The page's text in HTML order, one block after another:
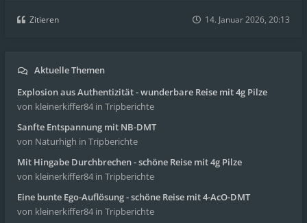
Zitieren 14. Januar 2026, 20:13
Aktuelle Themen
Explosion aus Authentizität - wunderbare Reise mit 4g Pilze
von kleinerkiffer84 in Tripberichte
Sanfte Entspannung mit NB-DMT
von Naturhigh in Tripberichte
Mit Hingabe Durchbrechen - schöne Reise mit 4g Pilze
von kleinerkiffer84 in Tripberichte
Eine bunte Ego-Auflösung - schöne Reise mit 4-AcO-DMT
von kleinerkiffer84 in Tripberichte